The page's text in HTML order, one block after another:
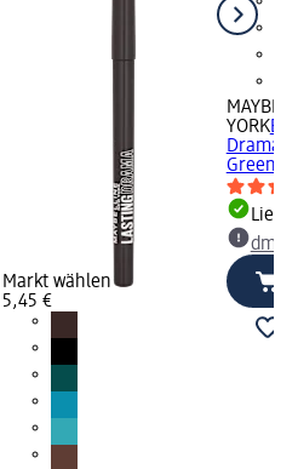
Markt wählen
5,45 €
YORK
Drama
Green,
dm